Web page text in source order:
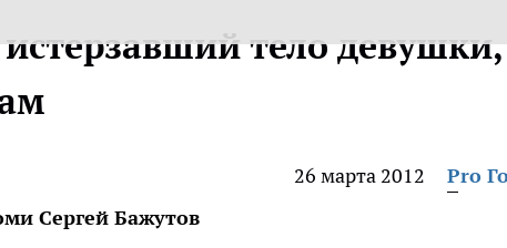
тело девушки,
26 марта 2012
Pro
Сергей Бажутов